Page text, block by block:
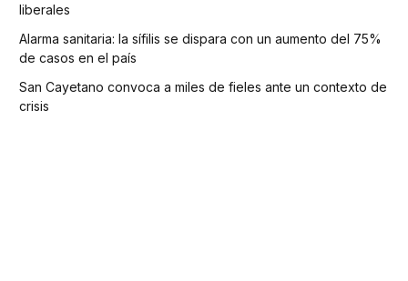
liberales
Alarma sanitaria: la sífilis se dispara con un aumento del 75%
de casos en el país
San Cayetano convoca a miles de fieles ante un contexto de
crisis